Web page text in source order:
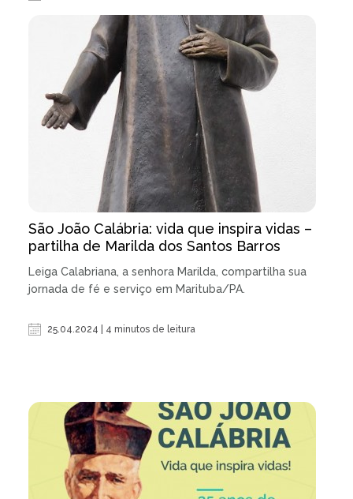
São João Calábria: vida que inspira vidas –
partilha de Marilda dos Santos Barros
Leiga Calabriana, a senhora Marilda, compartilha sua
jornada de fé e serviço em Marituba/PA.
25.04.2024 | 4 minutos de leitura